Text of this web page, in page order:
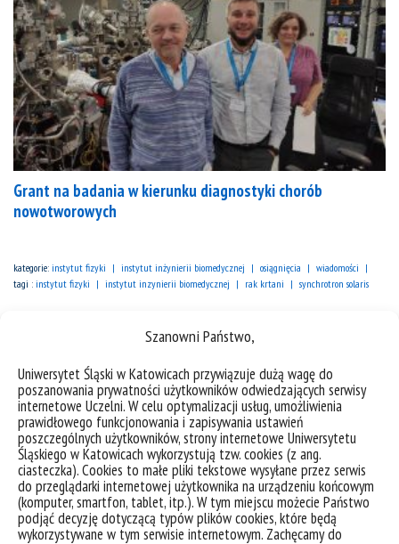
Szanowni Państwo,
Uniwersytet Śląski w Katowicach przywiązuje dużą wagę do
poszanowania prywatności użytkowników odwiedzających serwisy
internetowe Uczelni. W celu optymalizacji usług, umożliwienia
prawidłowego funkcjonowania i zapisywania ustawień
poszczególnych użytkowników, strony internetowe Uniwersytetu
Śląskiego w Katowicach wykorzystują tzw. cookies (z ang.
ciasteczka). Cookies to małe pliki tekstowe wysyłane przez serwis
do przeglądarki internetowej użytkownika na urządzeniu końcowym
(komputer, smartfon, tablet, itp.). W tym miejscu możecie Państwo
podjąć decyzję dotyczącą typów plików cookies, które będą
wykorzystywane w tym serwisie internetowym. Zachęcamy do
Grant na badania w kierunku diagnostyki chorób
nowotworowych
kategorie: instytut fizyki instytut inżynierii biomedycznej osiągnięcia
wiadomości
tagi : instytut fizyki instytut inzynierii biomedycznej rak krtani synchrotron solaris